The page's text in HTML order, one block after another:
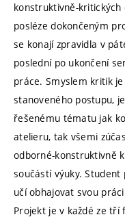
konstruktivně-kritických
posléze dokončeným
se konají zpravidla v
poslední po ukončení
práce. Smyslem kritik
stanoveného postupu,
řešenému tématu jak
atelieru, tak všemi
odborné-konstruktivně
součástí výuky.
učí obhajovat svou
Projekt je v každé ze tří